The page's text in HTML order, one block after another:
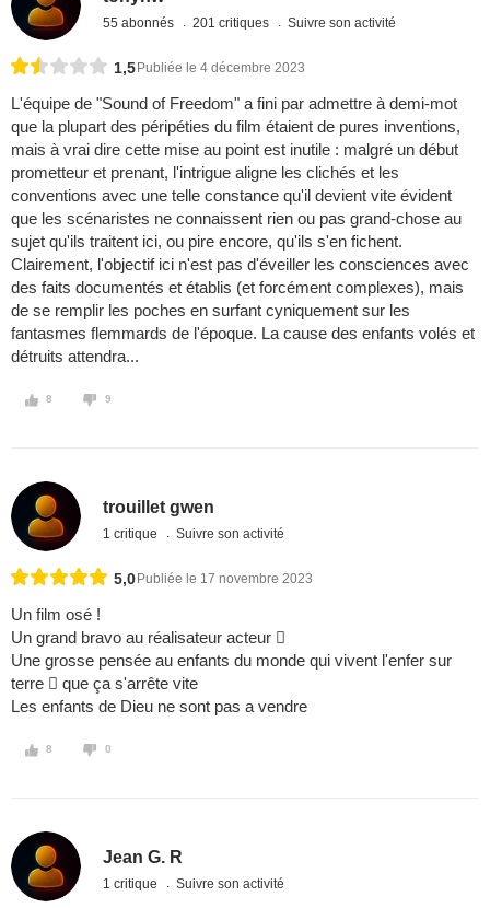
55 abonnés 201 critiques Suivre son activité
1,5 Publiée le 4 décembre 2023
L'équipe de "Sound of Freedom" a fini par admettre à demi-mot
que la plupart des péripéties du film étaient de pures inventions,
mais à vrai dire cette mise au point est inutile : malgré un début
prometteur et prenant, l'intrigue aligne les clichés et les
conventions avec une telle constance qu'il devient vite évident
que les scénaristes ne connaissent rien ou pas grand-chose au
sujet qu'ils traitent ici, ou pire encore, qu'ils s'en fichent.
Clairement, l'objectif ici n'est pas d'éveiller les consciences avec
des faits documentés et établis (et forcément complexes), mais
de se remplir les poches en surfant cyniquement sur les
fantasmes flemmards de l'époque. La cause des enfants volés et
détruits attendra...
8 9
trouillet gwen
1 critique Suivre son activité
5,0 Publiée le 17 novembre 2023
Un film osé !
Un grand bravo au réalisateur acteur 
Une grosse pensée au enfants du monde qui vivent l'enfer sur
terre  que ça s'arrête vite
Les enfants de Dieu ne sont pas a vendre
8 0
Jean G. R
1 critique Suivre son activité